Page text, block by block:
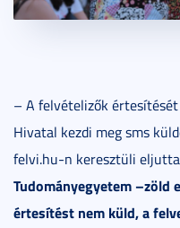
– A felvételizők
Hivatal kezdi meg sms
felvi.hu-n keresztüli
Tudományegyetem –zöld
értesítést nem küld, a